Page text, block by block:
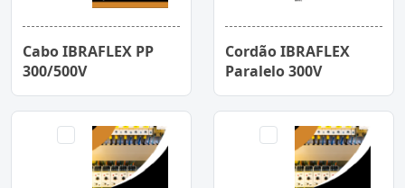
Cabo IBRAFLEX PP
300/500V
Cordão IBRAFLEX
Paralelo 300V